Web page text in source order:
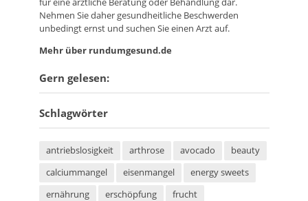
Nehmen Sie daher gesundheitliche Beschwerden
unbedingt ernst und suchen Sie einen Arzt auf.
Mehr über rundumgesund.de
Gern gelesen:
Schlagwörter
antriebslosigkeit arthrose avocado
beauty
calciummangel
eisenmangel
energy sweets
ernährung
erschöpfung
frucht